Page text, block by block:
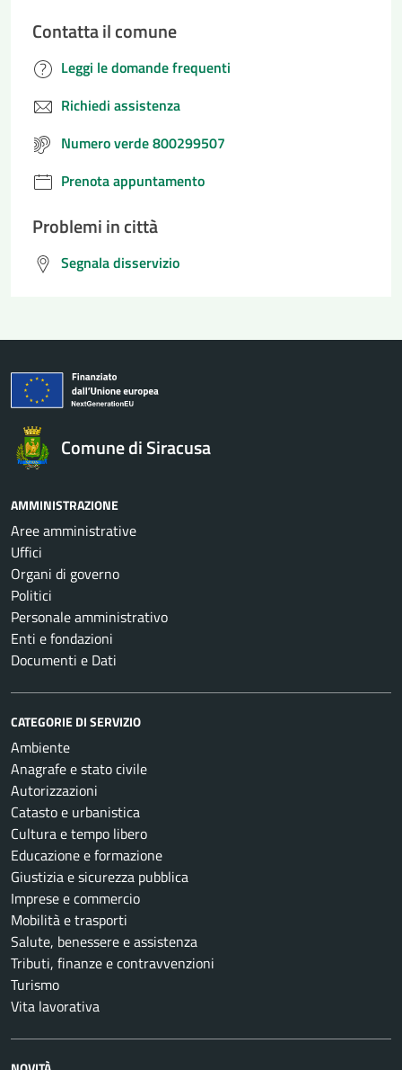
Contatta il comune
Leggi le domande frequenti
Richiedi assistenza
Numero verde 800299507
Prenota appuntamento
Problemi in città
Segnala disservizio
Comune di Siracusa
AMMINISTRAZIONE
Aree amministrative
Uffici
Organi di governo
Politici
Personale amministrativo
Enti e fondazioni
Documenti e Dati
CATEGORIE DI SERVIZIO
Ambiente
Anagrafe e stato civile
Autorizzazioni
Catasto e urbanistica
Cultura e tempo libero
Educazione e formazione
Giustizia e sicurezza pubblica
Imprese e commercio
Mobilità e trasporti
Salute, benessere e assistenza
Tributi, finanze e contravvenzioni
Turismo
Vita lavorativa